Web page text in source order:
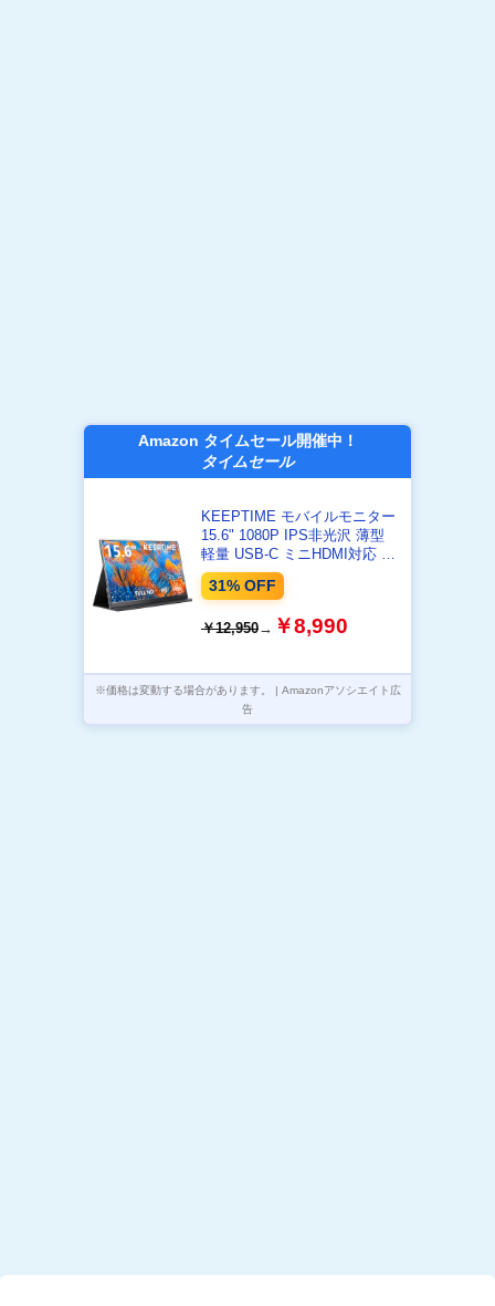
Amazon タイムセール開催中！
タイムセール
KEEPTIME モバイルモニター
15.6" 1080P IPS非光沢 薄型
軽量 USB-C ミニHDMI対応 ノ
ートPC/スマホ/ゲーム機対応
31% OFF
￥12,950→ ￥8,990
※価格は変動する場合があります。 | Amazonアソシエイト広
告